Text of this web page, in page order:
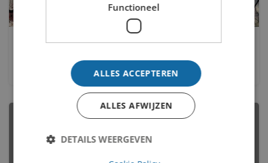
Aan het meer
Functioneel
ALLES ACCEPTEREN
ALLES AFWIJZEN
DETAILS WEERGEVEN